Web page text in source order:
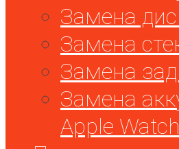
Замена
Замена
Замена
Замена
Apple Watch